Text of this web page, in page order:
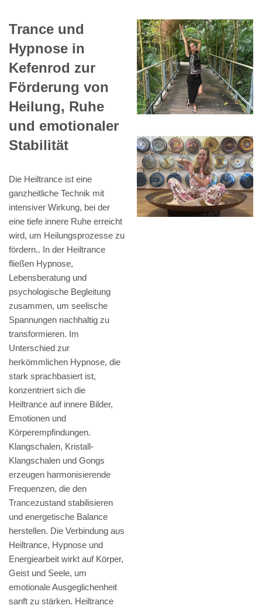
Trance und
Hypnose in
Kefenrod zur
Förderung von
Heilung, Ruhe
und emotionaler
Stabilität
Die Heiltrance ist eine
ganzheitliche Technik mit
intensiver Wirkung, bei der
eine tiefe innere Ruhe erreicht
wird, um Heilungsprozesse zu
fördern.. In der Heiltrance
fließen Hypnose,
Lebensberatung und
psychologische Begleitung
zusammen, um seelische
Spannungen nachhaltig zu
transformieren. Im
Unterschied zur
herkömmlichen Hypnose, die
stark sprachbasiert ist,
konzentriert sich die
Heiltrance auf innere Bilder,
Emotionen und
Körperempfindungen.
Klangschalen, Kristall-
Klangschalen und Gongs
erzeugen harmonisierende
Frequenzen, die den
Trancezustand stabilisieren
und energetische Balance
herstellen. Die Verbindung aus
Heiltrance, Hypnose und
Energiearbeit wirkt auf Körper,
Geist und Seele, um
emotionale Ausgeglichenheit
sanft zu stärken. Heiltrance